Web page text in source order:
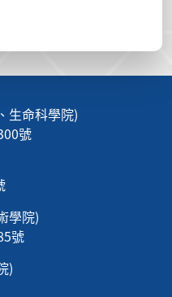
生命科學院)
號
學院)
號
)